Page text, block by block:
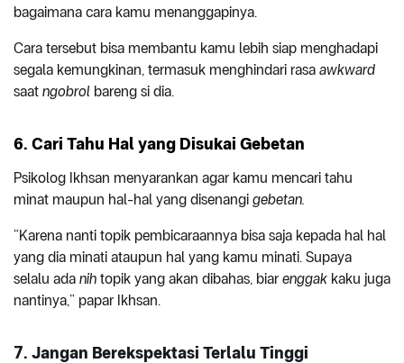
bagaimana cara kamu menanggapinya.
Cara tersebut bisa membantu kamu lebih siap menghadapi
segala kemungkinan, termasuk menghindari rasa awkward
saat ngobrol bareng si dia.
6. Cari Tahu Hal yang Disukai Gebetan
Psikolog Ikhsan menyarankan agar kamu mencari tahu
minat maupun hal-hal yang disenangi gebetan.
“Karena nanti topik pembicaraannya bisa saja kepada hal hal
yang dia minati ataupun hal yang kamu minati. Supaya
selalu ada nih topik yang akan dibahas, biar enggak kaku juga
nantinya,” papar Ikhsan.
7. Jangan Berekspektasi Terlalu Tinggi